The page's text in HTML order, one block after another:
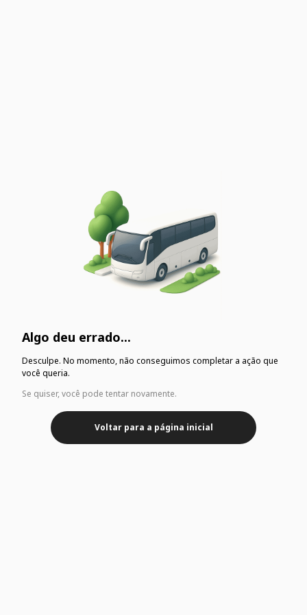
Algo deu errado...
Desculpe. No momento, não conseguimos completar a ação que
você queria.
Se quiser, você pode tentar novamente.
Voltar para a página inicial